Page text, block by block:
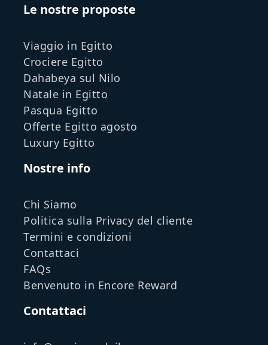
Le nostre proposte
Viaggio in Egitto
Crociere Egitto
Dahabeya sul Nilo
Natale in Egitto
Pasqua Egitto
Offerte Egitto agosto
Luxury Egitto
Nostre info
Chi Siamo
Politica sulla Privacy del cliente
Termini e condizioni
Contattaci
FAQs
Benvenuto in Encore Reward
Contattaci